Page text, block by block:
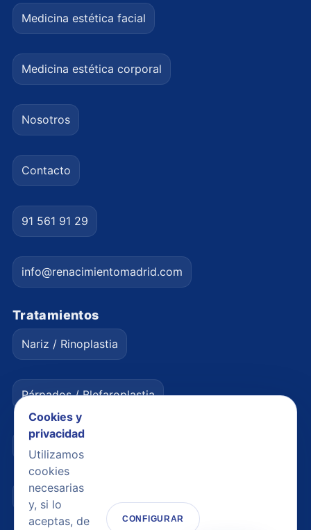
Medicina estética facial
Medicina estética corporal
Nosotros
Contacto
91 561 91 29
info@renacimientomadrid.com
Tratamientos
Nariz / Rinoplastia
Párpados / Blefaroplastia
Aumento de senos / Mamoplastia
Cookies y
privacidad
Utilizamos
cookies
necesarias
y, si lo
aceptas, de
CONFIGURAR